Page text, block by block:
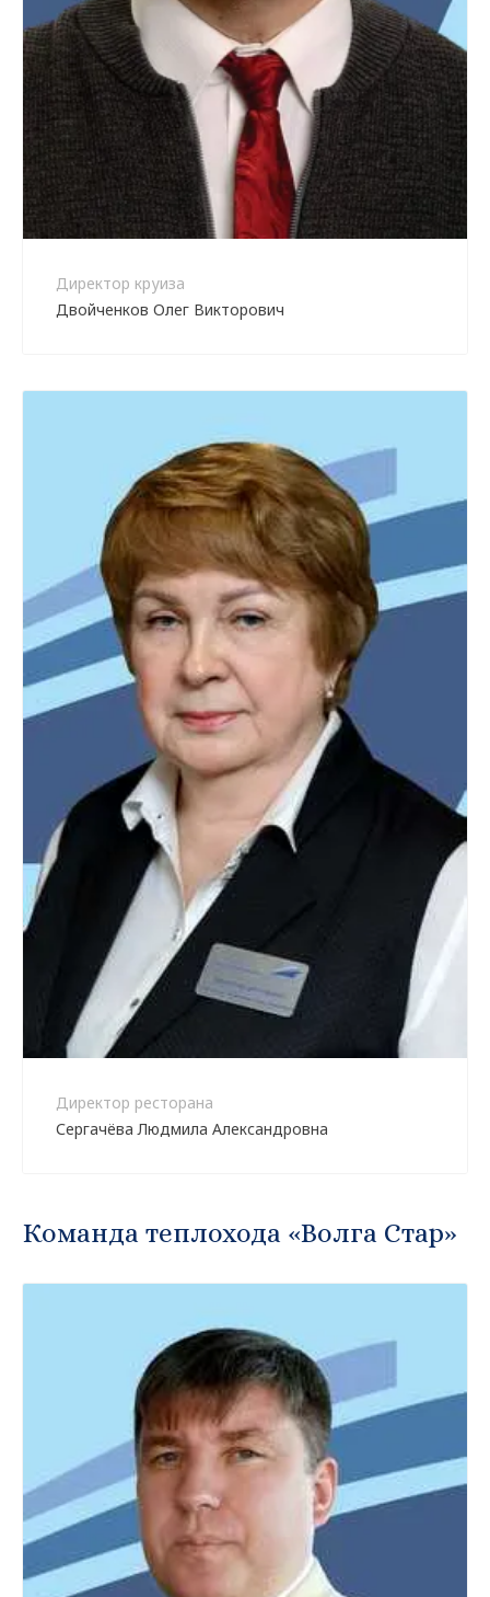
Директор круиза
Двойченков Олег Викторович
Директор ресторана
Сергачёва Людмила Александровна
Команда теплохода «Волга Стар»